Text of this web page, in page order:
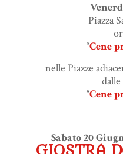
Piazza
“Cene
nelle Piazze
“Cene
Sabato 20